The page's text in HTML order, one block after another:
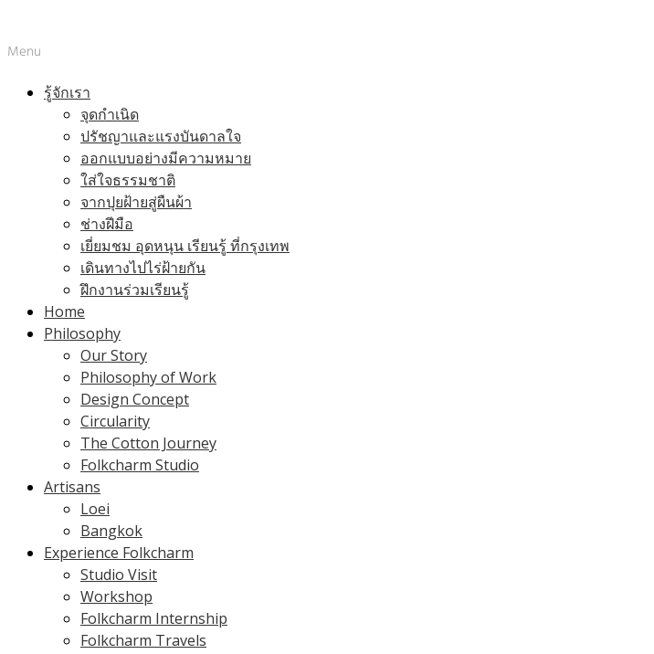
Menu
รู้จักเรา
จุดกำเนิด
ปรัชญาและแรงบันดาลใจ
ออกแบบอย่างมีความหมาย
ใส่ใจธรรมชาติ
จากปุยฝ้ายสู่ผืนผ้า
ช่างฝีมือ
เยี่ยมชม อุดหนุน เรียนรู้ ที่กรุงเทพ
เดินทางไปไร่ฝ้ายกัน
ฝึกงานร่วมเรียนรู้
Home
Philosophy
Our Story
Philosophy of Work
Design Concept
Circularity
The Cotton Journey
Folkcharm Studio
Artisans
Loei
Bangkok
Experience Folkcharm
Studio Visit
Workshop
Folkcharm Internship
Folkcharm Travels